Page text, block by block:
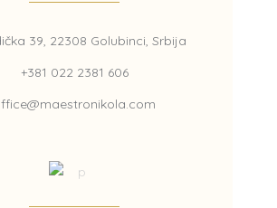
39, 22308 Golubinci, Srbija
+381 022 2381 606